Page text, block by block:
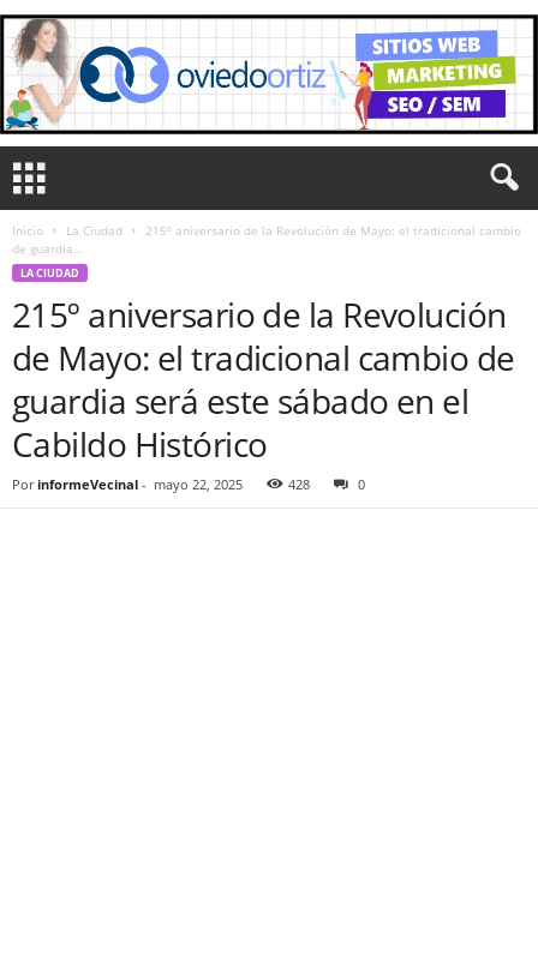
Inicio La Ciudad
215º aniversario de la Revolución de Mayo: el tradicional cambio
de guardia...
LA CIUDAD
215º aniversario de la Revolución
de Mayo: el tradicional cambio de
guardia será este sábado en el
Cabildo Histórico
Por informeVecinal - mayo 22, 2025 428 0